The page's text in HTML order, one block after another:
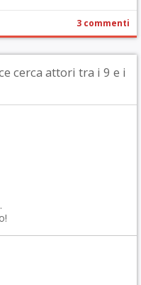
3 commenti
cerca attori tra i 9 e i